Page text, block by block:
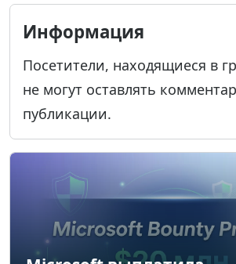
Информация
Посетители, находящиеся в
не могут оставлять
публикации.